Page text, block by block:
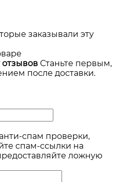
заказывали эту
отзывов Станьте первым,
после доставки.
спам проверки,
спам-ссылки на
ложную